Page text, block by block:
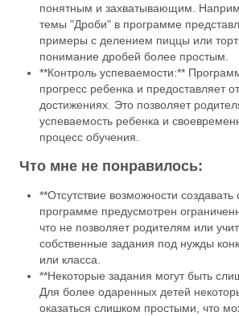
понятным и захватывающим.
темы "Дроби" в программе
примеры с делением пиццы или
понимание дробей более простым.
**Контроль успеваемости:**
прогресс ребенка и предоставляет
достижениях. Это позволяет
успеваемость ребенка и
процесс обучения.
Что мне не понравилось:
**Отсутствие возможности
программе предусмотрен
что не позволяет родителям или
собственные задания под нужды
или класса.
**Некоторые задания могут быть
Для более одаренных детей
оказаться слишком простыми, что